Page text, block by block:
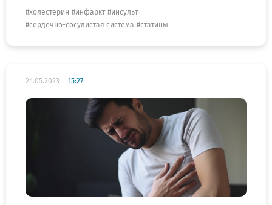
холестерин инфаркт
инсульт
сердечно-сосудистая система
статины
24.05.2023 15:27